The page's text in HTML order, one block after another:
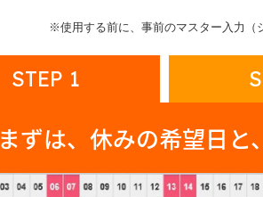
※使用する前に、事前のマスター入力（
STEP 1
まずは、休みの希望日